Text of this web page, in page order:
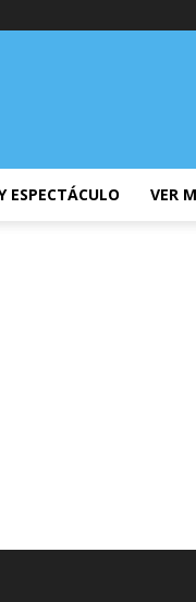
ESPECTÁCULO VER